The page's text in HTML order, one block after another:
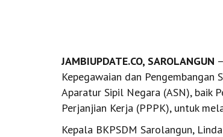
JAMBIUPDATE.CO, SAROLANGUN
Kepegawaian dan Pengembangan
Aparatur Sipil Negara (ASN), baik
Perjanjian Kerja (PPPK), untuk
Kepala BKPSDM Sarolangun,